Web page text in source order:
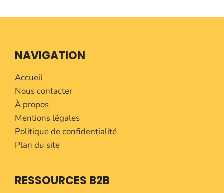
NAVIGATION
Accueil
Nous contacter
À propos
Mentions légales
Politique de confidentialité
Plan du site
RESSOURCES B2B